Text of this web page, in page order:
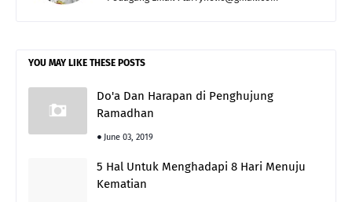
YOU MAY LIKE THESE POSTS
Do'a Dan Harapan di Penghujung
Ramadhan
June 03, 2019
5 Hal Untuk Menghadapi 8 Hari Menuju
Kematian